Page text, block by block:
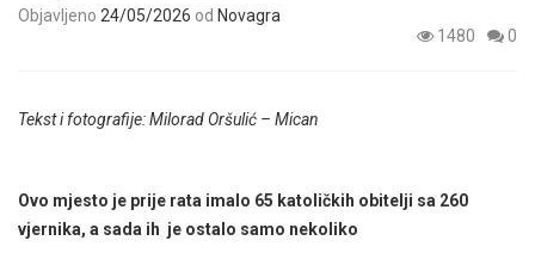
Objavljeno 24/05/2026 od Novagra
1480
0
Tekst i fotografije: Milorad Oršulić – Mican
Ovo mjesto je prije rata imalo 65 katoličkih obitelji sa 260
vjernika, a sada ih je ostalo samo nekoliko